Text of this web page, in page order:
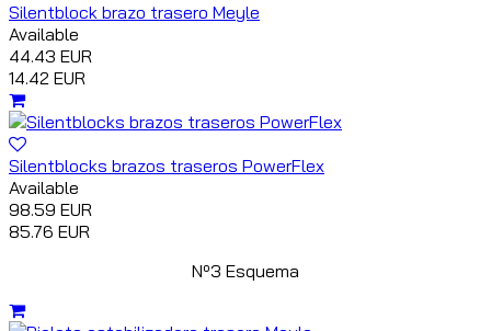
Silentblock brazo trasero Meyle
Available
44.43 EUR
14.42 EUR
Silentblocks brazos traseros PowerFlex
Available
98.59 EUR
85.76 EUR
Nº3 Esquema